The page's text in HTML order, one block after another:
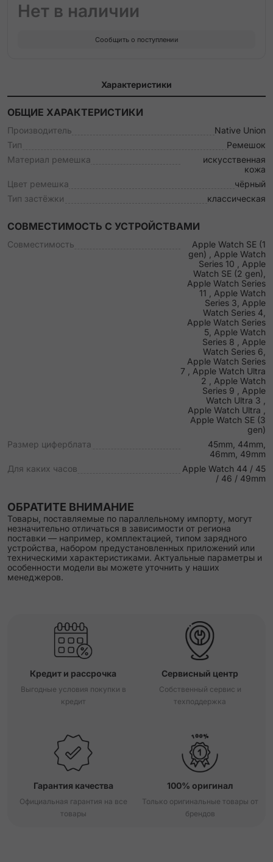
Нет в наличии
Сообщить о поступлении
Характеристики
ОБЩИЕ ХАРАКТЕРИСТИКИ
Производитель
Native Union
Тип
Ремешок
Материал ремешка
искусственная
кожа
Цвет ремешка
чёрный
Тип застёжки
классическая
СОВМЕСТИМОСТЬ С УСТРОЙСТВАМИ
Совместимость
Apple Watch SE (1
gen) , Apple Watch
Series 10 , Apple
Watch SE (2 gen),
Apple Watch Series
11 , Apple Watch
Series 3, Apple
Watch Series 4,
Apple Watch Series
5, Apple Watch
Series 8 , Apple
Watch Series 6,
Apple Watch Series
7 , Apple Watch Ultra
2 , Apple Watch
Series 9 , Apple
Watch Ultra 3 ,
Apple Watch Ultra ,
Apple Watch SE (3
gen)
Размер циферблата
45mm, 44mm,
46mm, 49mm
Для каких часов
Apple Watch 44 / 45
/ 46 / 49mm
ОБРАТИТЕ ВНИМАНИЕ
Товары, поставляемые по параллельному импорту, могут
незначительно отличаться в зависимости от региона
поставки — например, комплектацией, типом зарядного
устройства, набором предустановленных приложений или
техническими характеристиками. Актуальные параметры и
особенности модели вы можете уточнить у наших
менеджеров.
Кредит и рассрочка
Выгодные условия покупки в
кредит
Сервисный центр
Собственный сервис и
техподдержка
Гарантия качества
Официальная гарантия на все
товары
100% оригинал
Только оригинальные товары от
брендов